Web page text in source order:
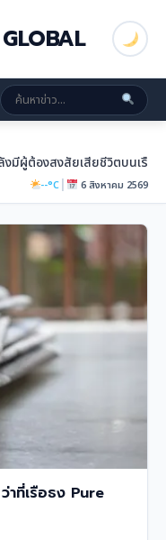
มีผู้ต้องสงสัยเสียชีวิตบนเรือ
--°C| 6 สิงหาคม 2569
าที่เรือธง Pure